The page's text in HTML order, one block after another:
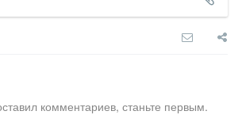
комментариев, станьте первым.